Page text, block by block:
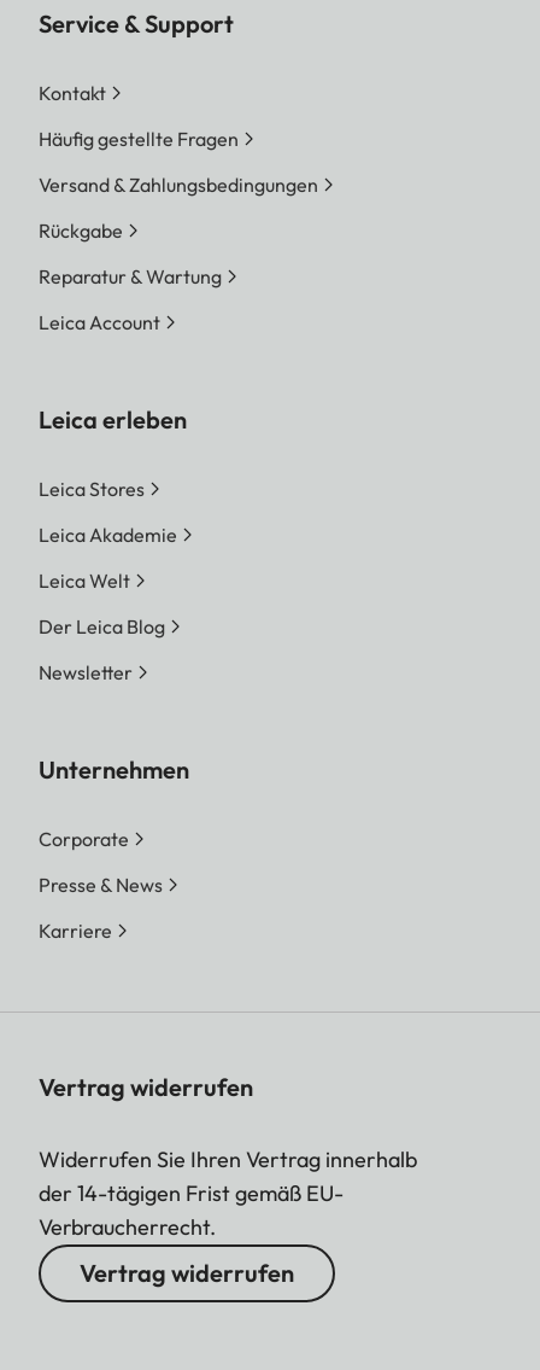
Service & Support
Kontakt
Häufig gestellte Fragen
Versand & Zahlungsbedingungen
Rückgabe
Reparatur & Wartung
Leica Account
Leica erleben
Leica Stores
Leica Akademie
Leica Welt
Der Leica Blog
Newsletter
Unternehmen
Corporate
Presse & News
Karriere
Vertrag widerrufen
Widerrufen Sie Ihren Vertrag innerhalb
der 14-tägigen Frist gemäß EU-
Verbraucherrecht.
Vertrag widerrufen